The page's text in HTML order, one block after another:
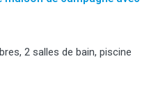
2 salles de bain, piscine